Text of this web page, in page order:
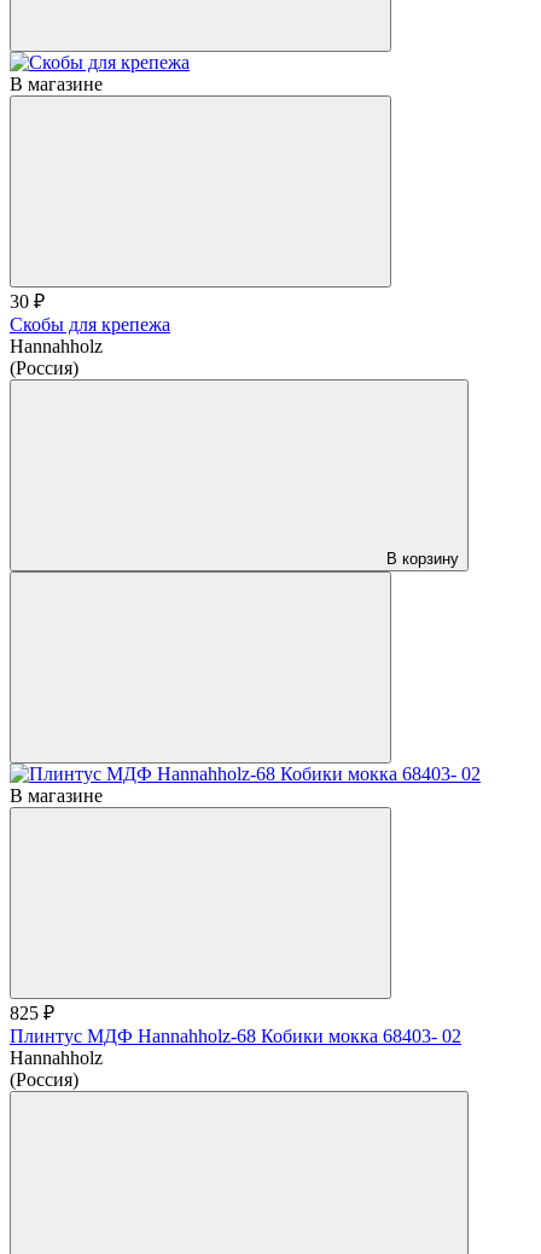
В магазине
30 ₽
Скобы для крепежа
Hannahholz
(Россия)
В корзину
В магазине
825 ₽
Плинтус МДФ Hannahholz-68 Кобики мокка 68403- 02
Hannahholz
(Россия)